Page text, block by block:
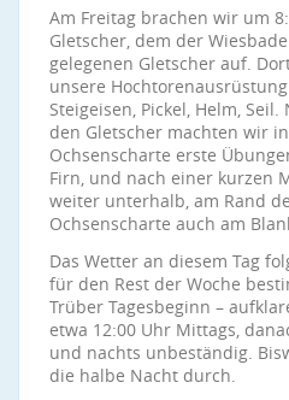
Am Freitag brachen wir um
Gletscher, dem der
gelegenen Gletscher auf.
unsere
Steigeisen, Pickel, Helm,
den Gletscher machten wir
Ochsenscharte erste
Firn, und nach einer kurzen
weiter unterhalb, am Rand
Ochsenscharte auch am
Das Wetter an diesem Tag
für den Rest der Woche
Trüber Tagesbeginn –
etwa 12:00 Uhr Mittags,
und nachts unbeständig.
die halbe Nacht durch.